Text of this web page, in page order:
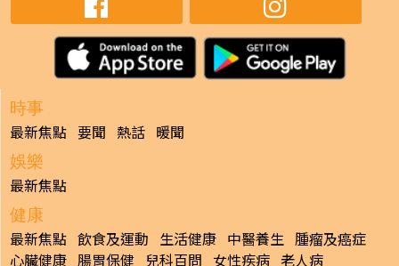
時事
最新焦點 要聞 熱話 暖聞
娛樂
最新焦點
健康
最新焦點 飲食及運動 生活健康 中醫養生 腫瘤及癌症
心臟健康 腸胃保健 兒科百問 女性疾病 老人病